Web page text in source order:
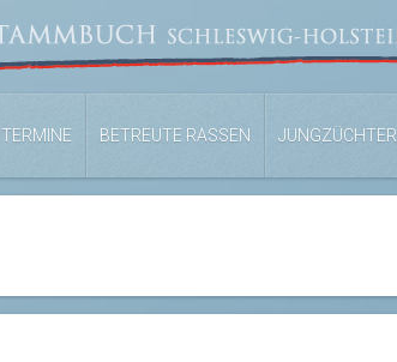
TERMINE BETREUTE RASSEN JUNGZÜCHTER